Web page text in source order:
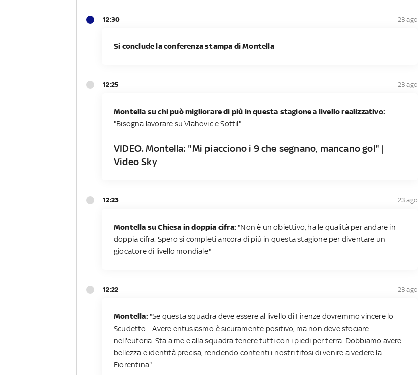
12:30 23 ago
Si conclude la conferenza stampa di Montella
12:25 23 ago
Montella su chi può migliorare di più in questa stagione a livello realizzativo:
"Bisogna lavorare su Vlahovic e Sottil"
VIDEO. Montella: "Mi piacciono i 9 che segnano, mancano gol" |
Video Sky
12:23 23 ago
Montella su Chiesa in doppia cifra: "Non è un obiettivo, ha le qualità per andare in
doppia cifra. Spero si completi ancora di più in questa stagione per diventare un
giocatore di livello mondiale"
12:22 23 ago
Montella: "Se questa squadra deve essere al livello di Firenze dovremmo vincere lo
Scudetto... Avere entusiasmo è sicuramente positivo, ma non deve sfociare
nell'euforia. Sta a me e alla squadra tenere tutti con i piedi per terra. Dobbiamo avere
bellezza e identità precisa, rendendo contenti i nostri tifosi di venire a vedere la
Fiorentina"